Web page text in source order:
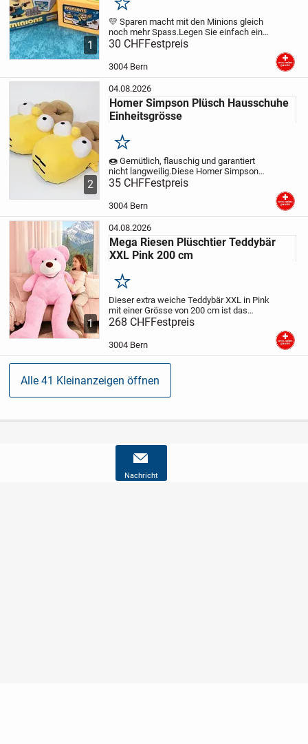
Nachricht
1
Merken
💛 Sparen macht mit den Minions gleich
noch mehr Spass.Legen Sie einfach eine
Münze auf die Ablage und drücken Sie
leicht darauf. Schon öffnet sich das
Sparkässeli, der Minion kommt heraus,
30 CHFFestpreis
3004 Bern
2
04.08.2026
Homer Simpson Plüsch Hausschuhe
Einheitsgrösse
Merken
🍩 Gemütlich, flauschig und garantiert
nicht langweilig.Diese Homer Simpson
Plüsch Hausschuhe sind genau das
Richtige für alle Fans von Die Simpsons.
Sie überzeugen mit ihrem witzigen
35 CHFFestpreis
3004 Bern
1
04.08.2026
Mega Riesen Plüschtier Teddybär
XXL Pink 200 cm
Merken
Dieser extra weiche Teddybär XXL in Pink
mit einer Grösse von 200 cm ist das
perfekte Geschenk für Gross und Klein.
Ob zum Geburtstag, Valentinstag, zu
Weihnachten oder einfach als liebevolle...
268 CHFFestpreis
3004 Bern
Alle 41 Kleinanzeigen öffnen